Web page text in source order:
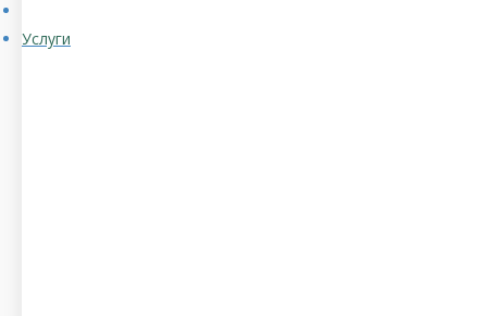
Услуги